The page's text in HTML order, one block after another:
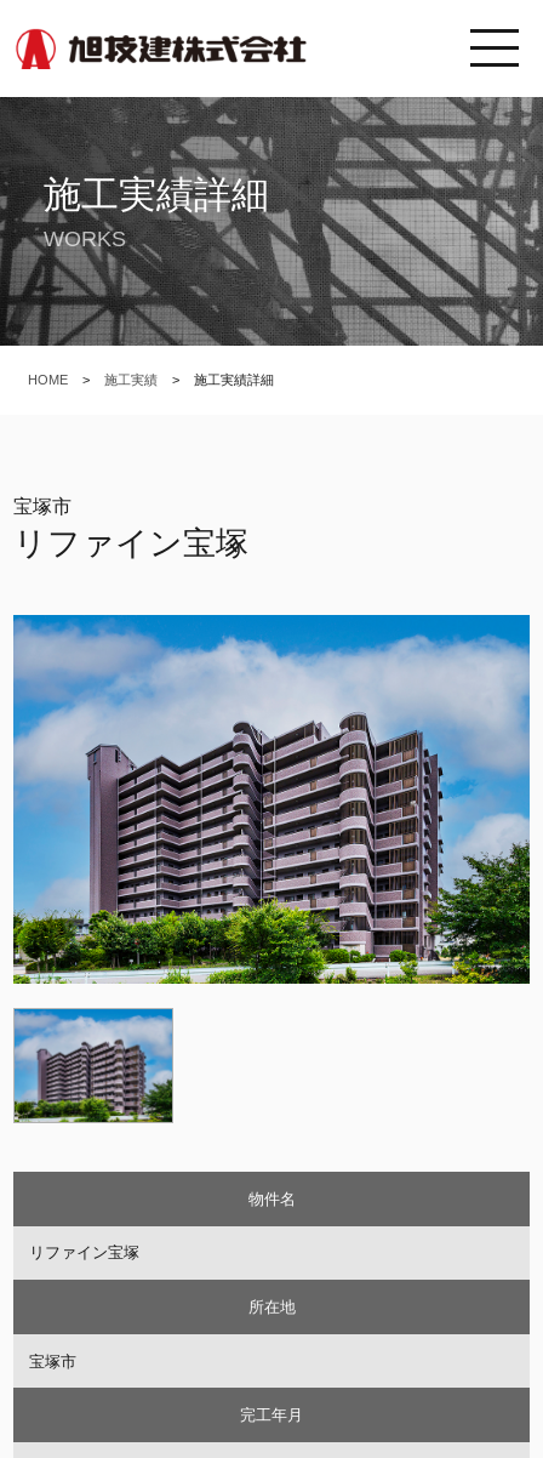
施工実績詳細
WORKS
HOME > 施工実績 > 施工実績詳細
宝塚市
リファイン宝塚
物件名
リファイン宝塚
所在地
宝塚市
完工年月